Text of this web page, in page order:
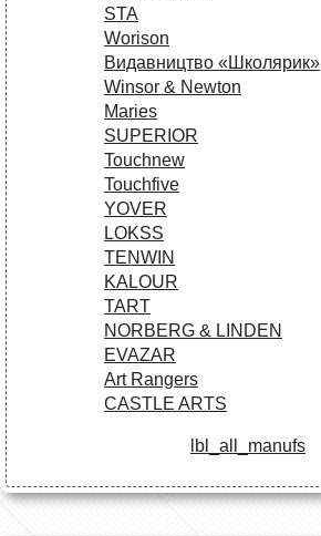
STA
Worison
Видавництво «Школярик»
Winsor & Newton
Maries
SUPERIOR
Touchnew
Touchfive
YOVER
LOKSS
TENWIN
KALOUR
TART
NORBERG & LINDEN
EVAZAR
Art Rangers
CASTLE ARTS
lbl_all_manufs